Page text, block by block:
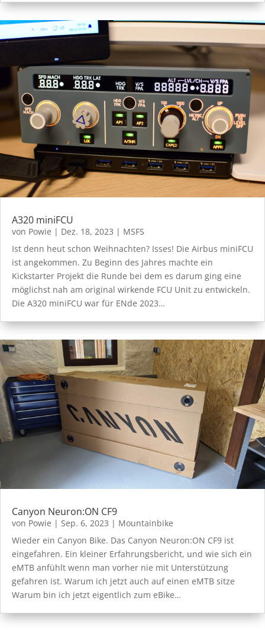
A320 miniFCU
von Powie | Dez. 18, 2023 | MSFS
Ist denn heut schon Weihnachten? Isses! Die Airbus miniFCU
ist angekommen. Zu Beginn des Jahres machte ein
Kickstarter Projekt die Runde bei dem es darum ging eine
möglichst nah am original wirkende FCU Unit zu entwickeln.
Die A320 miniFCU war für ENde 2023…
Canyon Neuron:ON CF9
von Powie | Sep. 6, 2023 | Mountainbike
Wieder ein Canyon Bike. Das Canyon Neuron:ON CF9 ist
eingefahren. Ein kleiner Erfahrungsbericht, und wie sich ein
eMTB anfühlt wenn man vorher nie mit Unterstützung
gefahren ist. Warum ich jetzt auch auf einen eMTB sitze
Warum bin ich jetzt eigentlich zum eBike…